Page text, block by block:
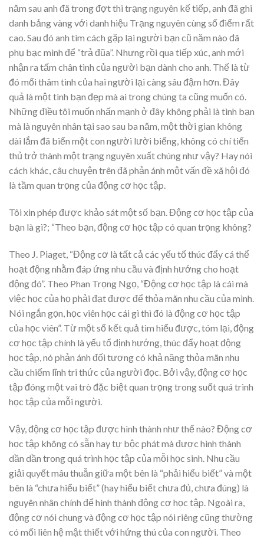
năm sau anh đã trong đợt thi trạng nguyên kế tiếp, anh đã ghi
danh bảng vàng với danh hiệu Trạng nguyên cùng số điểm rất
cao. Sau đó anh tìm cách gặp lại người bạn cũ năm nào đã
phụ bạc mình để “trả đũa”. Nhưng rồi qua tiếp xúc, anh mới
nhận ra tấm chân tình của người bạn dành cho anh. Thế là từ
đó mối thâm tình của hai người lại càng sâu đậm hơn. Đây
quả là một tình bạn đẹp mà ai trong chúng ta cũng muốn có.
Những điều tôi muốn nhấn mạnh ở đây không phải là tình bạn
mà là nguyên nhân tại sao sau ba năm, một thời gian không
dài lắm đã biến một con người lười biếng, không có chí tiến
thủ trở thành một trạng nguyên xuất chúng như vậy? Hay nói
cách khác, câu chuyện trên đã phản ánh một vấn đề xã hội đó
là tầm quan trọng của động cơ học tập.
Tôi xin phép được khảo sát một số bạn. Động cơ học tập của
bạn là gì?; “Theo bạn, động cơ học tập có quan trọng không?
Theo J. Piaget, “Động cơ là tất cả các yếu tố thúc đẩy cá thể
hoạt động nhằm đáp ứng nhu cầu và định hướng cho hoạt
động đó”. Theo Phan Trọng Ngọ, “Động cơ học tập là cái mà
việc học của họ phải đạt được để thỏa mãn nhu cầu của mình.
Nói ngắn gọn, học viên học cái gì thì đó là động cơ học tập
của học viên”. Từ một số kết quả tìm hiểu được, tóm lại, động
cơ học tập chính là yếu tố định hướng, thúc đẩy hoạt động
học tập, nó phản ánh đối tượng có khả năng thỏa mãn nhu
cầu chiếm lĩnh tri thức của người đọc. Bởi vậy, động cơ học
tập đóng một vai trò đặc biệt quan trọng trong suốt quá trình
học tập của mỗi người.
Vậy, động cơ học tập được hình thành như thế nào? Động cơ
học tập không có sẵn hay tự bộc phát mà được hình thành
dần dần trong quá trình học tập của mỗi học sinh. Nhu cầu
giải quyết mâu thuẫn giữa một bên là “phải hiểu biết” và một
bên là “chưa hiểu biết” (hay hiểu biết chưa đủ, chưa đúng) là
nguyên nhân chính để hình thành động cơ học tập. Ngoài ra,
động cơ nói chung và động cơ học tập nói riêng cũng thường
có mối liên hệ mật thiết với hứng thú của con người. Theo